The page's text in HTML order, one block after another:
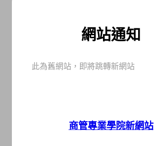
EMBA
網站通知
此為舊網站，即將跳轉新網站
商管專業學院新網站